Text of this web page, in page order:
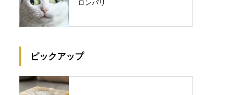
ロンパリ
ピックアップ